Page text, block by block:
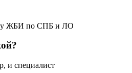
ЖБИ по СПБ и ЛО
и специалист